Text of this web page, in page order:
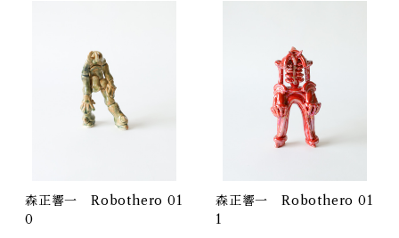
森正響一 Robothero 01
0
森正響一 Robothero 01
1